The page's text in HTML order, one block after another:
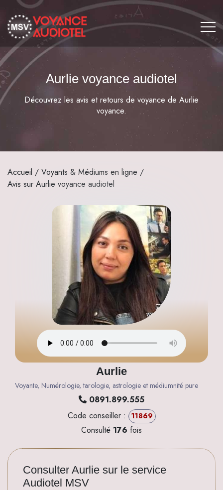
Aurlie voyance audiotel
Découvrez les avis et retours de voyance de Aurlie
voyance.
Accueil / Voyants & Médiums en ligne /
Avis sur Aurlie voyance audiotel
Aurlie
Voyante, Numérologie, tarologie, astrologie et médiumnité pure
0891.899.555
Code conseiller :
11869
Consulté 176 fois
Consulter Aurlie sur le service
Audiotel MSV